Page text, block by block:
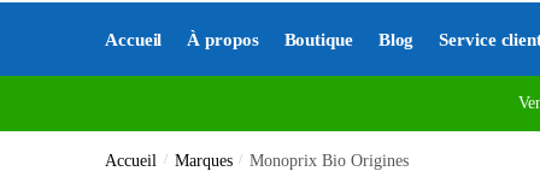
Accueil À propos Boutique Blog Service
Accueil / Marques / Monoprix Bio Origines